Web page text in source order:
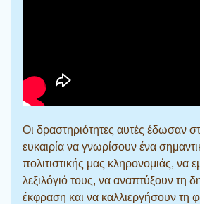
Οι δραστηριότητες αυτές έδωσαν
ευκαιρία να γνωρίσουν ένα
πολιτιστικής μας κληρονομιάς, να
λεξιλόγιό τους, να αναπτύξουν τη
έκφραση και να καλλιεργήσουν τη